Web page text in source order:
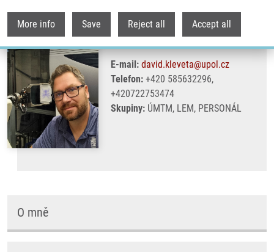
More info Save Reject all Accept all
E-mail: david.kleveta@upol.cz
Telefon: +420 585632296,
+420722753474
Skupiny: ÚMTM, LEM, PERSONÁL
O mně